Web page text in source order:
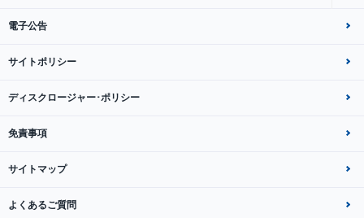
電子公告
サイトポリシー
ディスクロージャー･ポリシー
免責事項
サイトマップ
よくあるご質問